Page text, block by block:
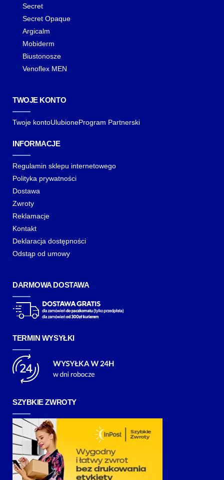
Secret
Secret Opaque
Argicalm
Mobiderm
Biustonosze
Venoflex MEN
TWOJE KONTO
Twoje kontoUlubioneProgram Partnerski
INFORMACJE
Regulamin sklepu internetowego
Polityka prywatności
Dostawa
Zwroty
Reklamacje
Kontakt
Deklaracja dostępności
Odstąp od umowy
DARMOWA DOSTAWA
TERMIN WYSYŁKI
SZYBKIE ZWROTY